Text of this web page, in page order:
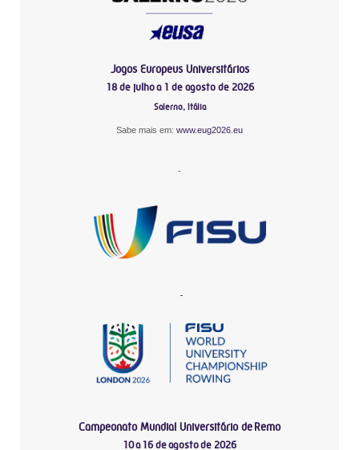
Jogos Europeus Universitários
18 de julho a 1 de agosto de 2026
Salerno, Itália
Sabe mais em: www.eug2026.eu
-
-
Campeonato Mundial Universitário de Remo
10 a 16 de agosto de 2026